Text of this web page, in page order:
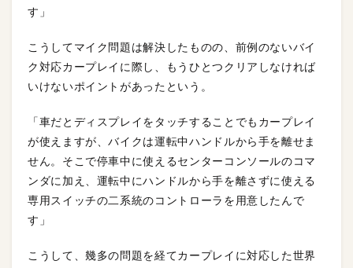
す」
こうしてマイク問題は解決したものの、前例のないバイ
ク対応カープレイに際し、もうひとつクリアしなければ
いけないポイントがあったという。
「車だとディスプレイをタッチすることでもカープレイ
が使えますが、バイクは運転中ハンドルから手を離せま
せん。そこで停車中に使えるセンターコンソールのコマ
ンダに加え、運転中にハンドルから手を離さずに使える
専用スイッチの二系統のコントローラを用意したんで
す」
こうして、幾多の問題を経てカープレイに対応した世界